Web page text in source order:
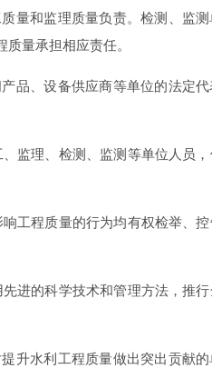
量和监理质量负责。检测、监测
量承担相应责任。
品、设备供应商等单位的法定代
监理、检测、监测等单位人员
工程质量的行为均有权检举、
进的科学技术和管理方法，推
升水利工程质量做出突出贡献的